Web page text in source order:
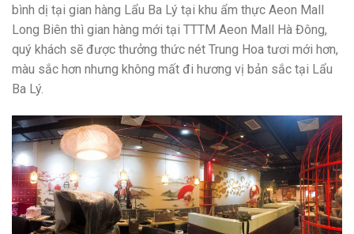
bình dị tại gian hàng Lẩu Ba Lý tại khu ẩm thực Aeon Mall
Long Biên thì gian hàng mới tại TTTM Aeon Mall Hà Đông,
quý khách sẽ được thưởng thức nét Trung Hoa tươi mới hơn,
màu sắc hơn nhưng không mất đi hương vị bản sắc tại Lẩu
Ba Lý.